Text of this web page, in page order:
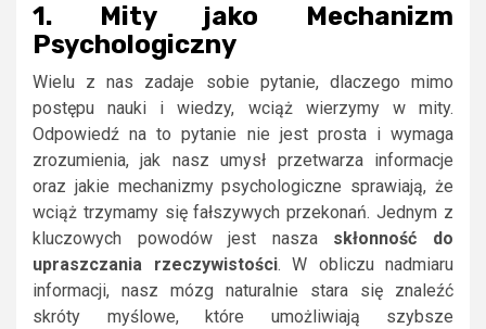
1. Mity jako Mechanizm
Psychologiczny
Wielu z nas zadaje sobie pytanie, dlaczego mimo
postępu nauki i wiedzy, wciąż wierzymy w mity.
Odpowiedź na to pytanie nie jest prosta i wymaga
zrozumienia, jak nasz umysł przetwarza informacje
oraz jakie mechanizmy psychologiczne sprawiają, że
wciąż trzymamy się fałszywych przekonań. Jednym z
kluczowych powodów jest nasza skłonność do
upraszczania rzeczywistości. W obliczu nadmiaru
informacji, nasz mózg naturalnie stara się znaleźć
skróty myślowe, które umożliwiają szybsze